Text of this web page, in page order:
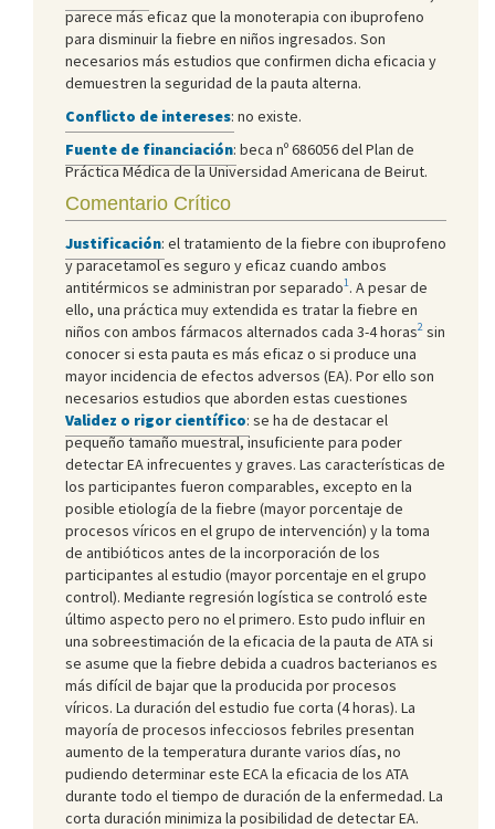
parece más eficaz que la monoterapia con ibuprofeno
para disminuir la fiebre en niños ingresados. Son
necesarios más estudios que confirmen dicha eficacia y
demuestren la seguridad de la pauta alterna.
Conflicto de intereses: no existe.
Fuente de financiación: beca nº 686056 del Plan de
Práctica Médica de la Universidad Americana de Beirut.
Comentario Crítico
Justificación: el tratamiento de la fiebre con ibuprofeno
y paracetamol es seguro y eficaz cuando ambos
antitérmicos se administran por separado1. A pesar de
ello, una práctica muy extendida es tratar la fiebre en
niños con ambos fármacos alternados cada 3-4 horas2 sin
conocer si esta pauta es más eficaz o si produce una
mayor incidencia de efectos adversos (EA). Por ello son
necesarios estudios que aborden estas cuestiones
Validez o rigor científico: se ha de destacar el
pequeño tamaño muestral, insuficiente para poder
detectar EA infrecuentes y graves. Las características de
los participantes fueron comparables, excepto en la
posible etiología de la fiebre (mayor porcentaje de
procesos víricos en el grupo de intervención) y la toma
de antibióticos antes de la incorporación de los
participantes al estudio (mayor porcentaje en el grupo
control). Mediante regresión logística se controló este
último aspecto pero no el primero. Esto pudo influir en
una sobreestimación de la eficacia de la pauta de ATA si
se asume que la fiebre debida a cuadros bacterianos es
más difícil de bajar que la producida por procesos
víricos. La duración del estudio fue corta (4 horas). La
mayoría de procesos infecciosos febriles presentan
aumento de la temperatura durante varios días, no
pudiendo determinar este ECA la eficacia de los ATA
durante todo el tiempo de duración de la enfermedad. La
corta duración minimiza la posibilidad de detectar EA.